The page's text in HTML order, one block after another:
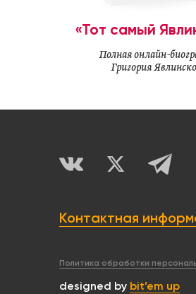
«Тот самый
Полная онлайн-
Григория
Контактная
Политика обработки
designed by bit’em up